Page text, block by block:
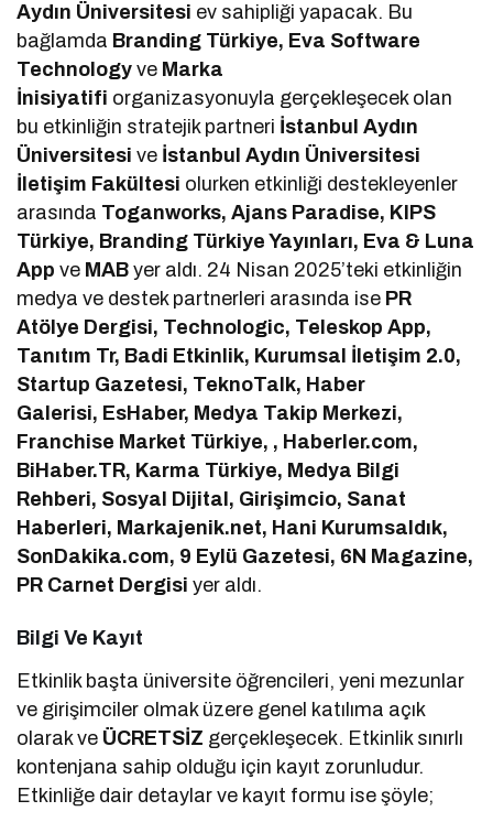
Aydın Üniversitesi ev sahipliği yapacak. Bu
bağlamda Branding Türkiye, Eva Software
Technology ve Marka
İnisiyatifi organizasyonuyla gerçekleşecek olan
bu etkinliğin stratejik partneri İstanbul Aydın
Üniversitesi ve İstanbul Aydın Üniversitesi
İletişim Fakültesi olurken etkinliği destekleyenler
arasında Toganworks, Ajans Paradise, KIPS
Türkiye, Branding Türkiye Yayınları, Eva & Luna
App ve MAByer aldı. 24 Nisan 2025’teki etkinliğin
medya ve destek partnerleri arasında ise PR
Atölye Dergisi, Technologic, Teleskop App,
Tanıtım Tr, Badi Etkinlik, Kurumsal İletişim 2.0,
Startup Gazetesi, TeknoTalk, Haber
Galerisi, EsHaber, Medya Takip Merkezi,
Franchise Market Türkiye, , Haberler.com,
BiHaber.TR, Karma Türkiye, Medya Bilgi
Rehberi, Sosyal Dijital, Girişimcio, Sanat
Haberleri, Markajenik.net, Hani Kurumsaldık,
SonDakika.com, 9 Eylü Gazetesi, 6N Magazine,
PR Carnet Dergisi yer aldı.
Bilgi Ve Kayıt
Etkinlik başta üniversite öğrencileri, yeni mezunlar
ve girişimciler olmak üzere genel katılıma açık
olarak ve ÜCRETSİZ gerçekleşecek. Etkinlik sınırlı
kontenjana sahip olduğu için kayıt zorunludur.
Etkinliğe dair detaylar ve kayıt formu ise şöyle;